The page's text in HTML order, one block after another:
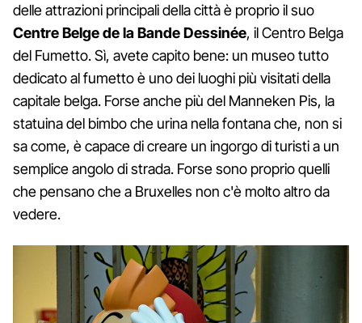
delle attrazioni principali della città è proprio il suo
Centre Belge de la Bande Dessinée, il Centro Belga
del Fumetto. Sì, avete capito bene: un museo tutto
dedicato al fumetto è uno dei luoghi più visitati della
capitale belga. Forse anche più del Manneken Pis, la
statuina del bimbo che urina nella fontana che, non si
sa come, è capace di creare un ingorgo di turisti a un
semplice angolo di strada. Forse sono proprio quelli
che pensano che a Bruxelles non c'è molto altro da
vedere.